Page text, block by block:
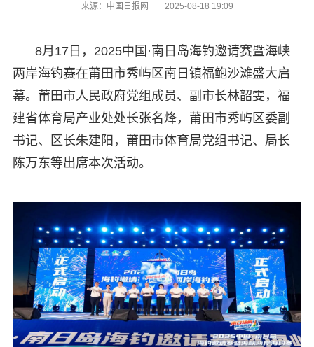
来源：中国日报网 2025-08-18 19:09
8月17日，2025中国·南日岛海钓邀请赛暨海峡
两岸海钓赛在莆田市秀屿区南日镇福鲍沙滩盛大启
幕。莆田市人民政府党组成员、副市长林韶雯，福
建省体育局产业处处长张名烽，莆田市秀屿区委副
书记、区长朱建阳，莆田市体育局党组书记、局长
陈万东等出席本次活动。